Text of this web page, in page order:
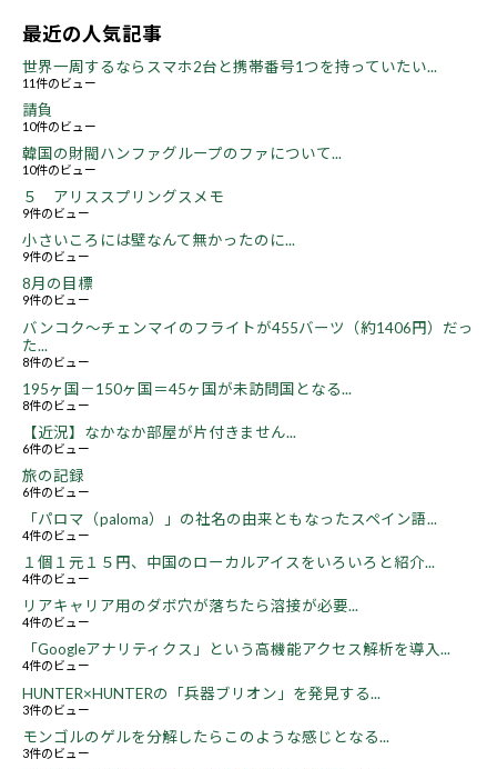
最近の人気記事
世界一周するならスマホ2台と携帯番号1つを持っていたい...
11件のビュー
請負
10件のビュー
韓国の財閥ハンファグループのファについて...
10件のビュー
５ アリススプリングスメモ
9件のビュー
小さいころには壁なんて無かったのに...
9件のビュー
8月の目標
9件のビュー
バンコク～チェンマイのフライトが455バーツ（約1406円）だっ
た...
8件のビュー
195ヶ国－150ヶ国＝45ヶ国が未訪問国となる...
8件のビュー
【近況】なかなか部屋が片付きません...
6件のビュー
旅の記録
6件のビュー
「パロマ（paloma）」の社名の由来ともなったスペイン語...
4件のビュー
１個１元１５円、中国のローカルアイスをいろいろと紹介...
4件のビュー
リアキャリア用のダボ穴が落ちたら溶接が必要...
4件のビュー
「Googleアナリティクス」という高機能アクセス解析を導入...
4件のビュー
HUNTER×HUNTERの「兵器ブリオン」を発見する...
3件のビュー
モンゴルのゲルを分解したらこのような感じとなる...
3件のビュー